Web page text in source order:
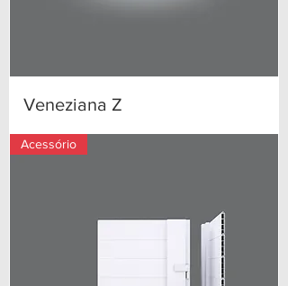
Veneziana Z
Acessório